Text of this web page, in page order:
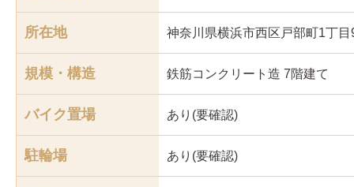
所在地 神奈川県横浜市西区戸部町1丁目
規模・構造 鉄筋コンクリート造 7階建て
バイク置場 あり(要確認)
駐輪場 あり(要確認)